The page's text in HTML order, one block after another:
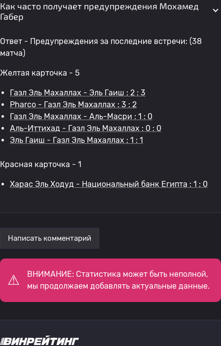
Как часто получает предупреждения Мохамед
Габер
Ответ - Предупреждения за последние встречи: (38
матча)
Желтая карточка - 5
Газл Эль Махаллах - Эль Гаиш : 2 : 3
Pharco - Газл Эль Махаллах : 3 : 2
Газл Эль Махаллах - Аль-Масри : 1 : 0
Аль-Иттихад - Газл Эль Махаллах : 0 : 0
Эль Гаиш - Газл Эль Махаллах : 1 : 1
Красная карточка - 1
Харас Эль Ходуд - Национальный банк Египта : 1 : 0
Написать комментарий
ВНИМАНИЕ: Статистика может быть неполной,
мы продолжаем добавлять актуальные данные.